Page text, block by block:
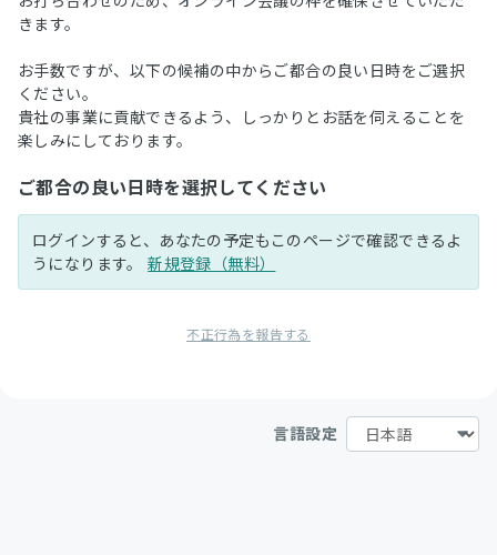
きます。
お手数ですが、以下の候補の中からご都合の良い日時をご選択
ください。
貴社の事業に貢献できるよう、しっかりとお話を伺えることを
楽しみにしております。
ご都合の良い日時を選択してください
ログインすると、あなたの予定もこのページで確認できるよ
うになります。新規登録（無料）
不正行為を報告する
言語設定